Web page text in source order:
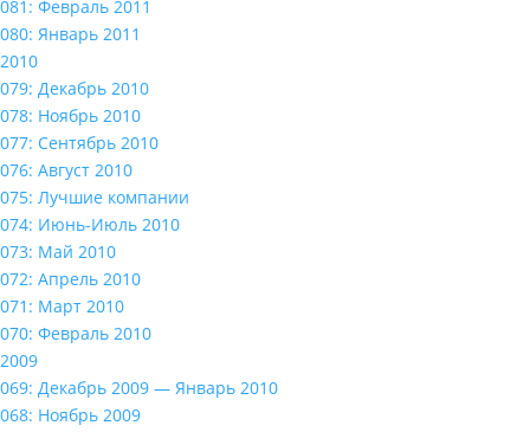
081: Февраль 2011
080: Январь 2011
2010
079: Декабрь 2010
078: Ноябрь 2010
077: Сентябрь 2010
076: Август 2010
075: Лучшие компании
074: Июнь-Июль 2010
073: Май 2010
072: Апрель 2010
071: Март 2010
070: Февраль 2010
2009
069: Декабрь 2009 — Январь 2010
068: Ноябрь 2009